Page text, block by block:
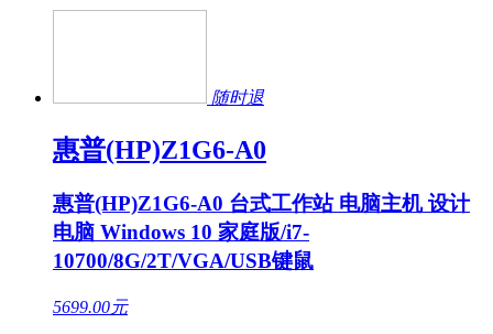
随时退
惠普(HP)Z1G6-A0
惠普(HP)Z1G6-A0 台式工作站 电脑主机 设计
电脑 Windows 10 家庭版/i7-
10700/8G/2T/VGA/USB键鼠
5699.00元